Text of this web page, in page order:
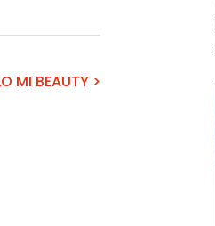
MI BEAUTY >